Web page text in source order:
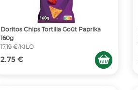
Doritos Chips Tortilla Goût Paprika
160g
17,19 €/KILO
2.75 €